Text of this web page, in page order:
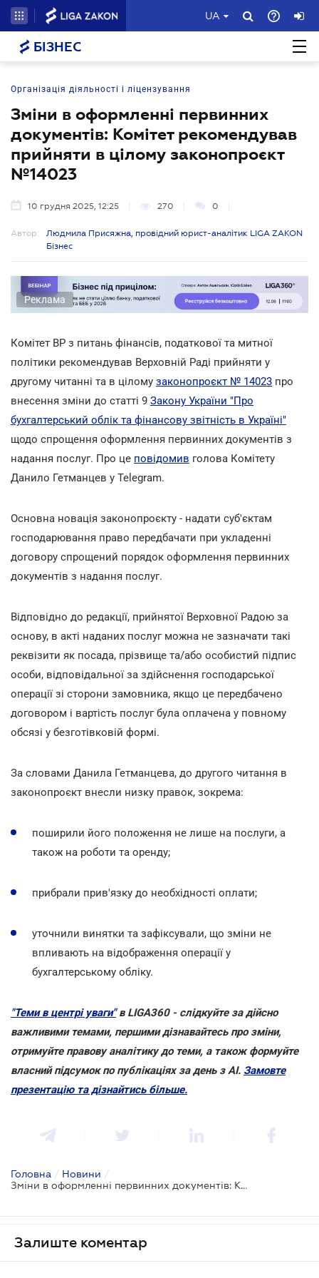
UA
БІЗНЕС
Організація діяльності і ліцензування
Зміни в оформленні первинних
документів: Комітет рекомендував
прийняти в цілому законопроєкт
№14023
10 грудня 2025, 12:25 270 0
Автор:
Людмила Присяжна, провідний юрист-аналітик LIGA ZAKON
Бізнес
Реклама
Комітет ВР з питань фінансів, податкової та митної
політики рекомендував Верховній Раді прийняти у
другому читанні та в цілому законопроєкт № 14023 про
внесення зміни до статті 9 Закону України "Про
бухгалтерський облік та фінансову звітність в Україні"
щодо спрощення оформлення первинних документів з
надання послуг. Про це повідомив голова Комітету
Данило Гетманцев у Telegram.
Основна новація законопроєкту - надати суб'єктам
господарювання право передбачати при укладенні
договору спрощений порядок оформлення первинних
документів з надання послуг.
Відповідно до редакції, прийнятої Верховної Радою за
основу, в акті наданих послуг можна не зазначати такі
реквізити як посада, прізвище та/або особистий підпис
особи, відповідальної за здійснення господарської
операції зі сторони замовника, якщо це передбачено
договором і вартість послуг була оплачена у повному
обсязі у безготівковій формі.
За словами Данила Гетманцева, до другого читання в
законопроєкт внесли низку правок, зокрема:
поширили його положення не лише на послуги, а
також на роботи та оренду;
прибрали прив'язку до необхідності оплати;
уточнили винятки та зафіксували, що зміни не
впливають на відображення операції у
бухгалтерському обліку.
"Теми в центрі уваги"в LIGA360 - слідкуйте за дійсно
важливими темами, першими дізнавайтесь про зміни,
отримуйте правову аналітику до теми, а також формуйте
власний підсумок по публікаціях за день з AI. Замовте
презентацію та дізнайтись більше.
Головна / Новини /
Зміни в оформленні первинних документів: Комітет рекомендував прийняти в цілому законопроєкт №14023
Залиште коментар